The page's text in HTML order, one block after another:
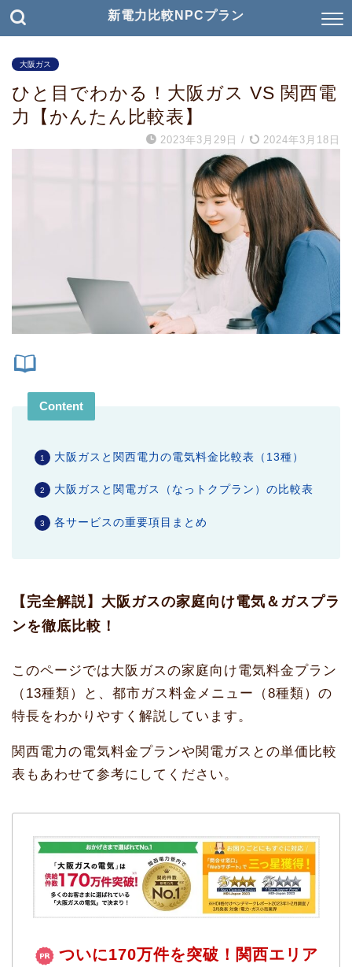
新電力比較NPCプラン
大阪ガス
ひと目でわかる！大阪ガス VS 関西電
力【かんたん比較表】
2023年3月29日 / 2024年3月18日
Content
大阪ガスと関西電力の電気料金比較表（13種）
大阪ガスと関電ガス（なっトクプラン）の比較表
各サービスの重要項目まとめ
【完全解説】大阪ガスの家庭向け電気＆ガスプラ
ンを徹底比較！
このページでは大阪ガスの家庭向け電気料金プラン
（13種類）と、都市ガス料金メニュー（8種類）の
特長をわかりやすく解説しています。
関西電力の電気料金プランや関電ガスとの単価比較
表もあわせて参考にしてください。
ついに170万件を突破！関西エリア